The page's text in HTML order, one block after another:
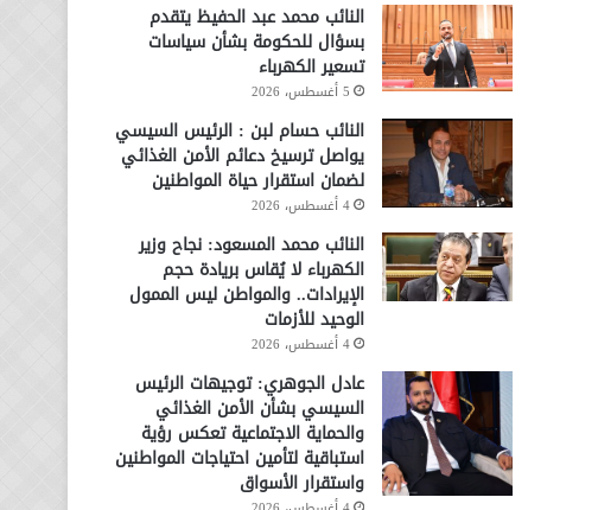
النائب محمد عبد الحفيظ يتقدم
بسؤال للحكومة بشأن سياسات
تسعير الكهرباء
5 أغسطس، 2026
النائب حسام لبن : الرئيس السيسي
يواصل ترسيخ دعائم الأمن الغذائي
لضمان استقرار حياة المواطنين
4 أغسطس، 2026
النائب محمد المسعود: نجاح وزير
الكهرباء لا يُقاس بريادة حجم
الإيرادات.. والمواطن ليس الممول
الوحيد للأزمات
4 أغسطس، 2026
عادل الجوهري: توجيهات الرئيس
السيسي بشأن الأمن الغذائي
والحماية الاجتماعية تعكس رؤية
استباقية لتأمين احتياجات المواطنين
واستقرار الأسواق